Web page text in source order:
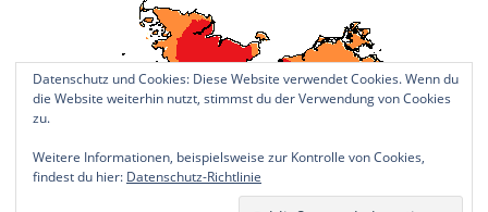
Datenschutz und Cookies: Diese Website verwendet Cookies. Wenn du
die Website weiterhin nutzt, stimmst du der Verwendung von Cookies
zu.
Weitere Informationen, beispielsweise zur Kontrolle von Cookies,
findest du hier: Datenschutz-Richtlinie